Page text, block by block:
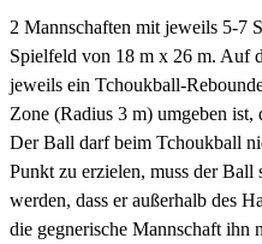
2 Mannschaften mit jeweils 5-7
Spielfeld von 18 m x 26 m. Auf
jeweils ein Tchoukball-
Zone (Radius 3 m) umgeben
Der Ball darf beim Tchoukball
Punkt zu erzielen, muss der Ball
werden, dass er außerhalb des
die gegnerische Mannschaft ihn